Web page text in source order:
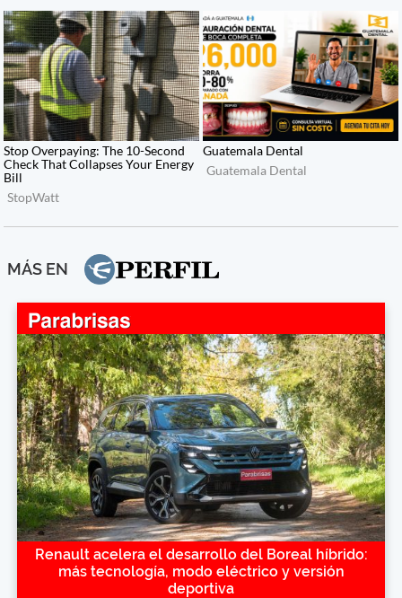
MÁS EN
Renault acelera el desarrollo del Boreal híbrido:
más tecnología, modo eléctrico y versión
deportiva